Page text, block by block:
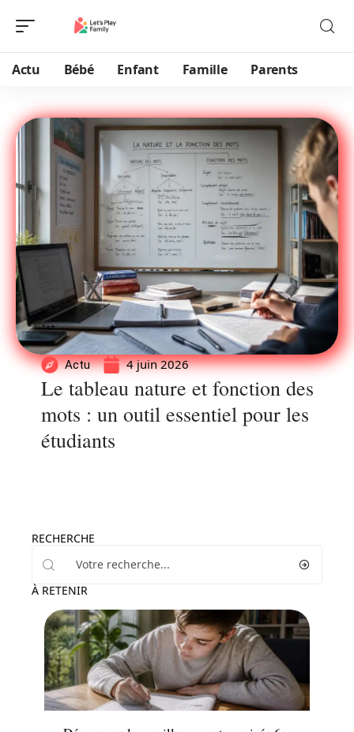
Actu Bébé Enfant Famille Parents
Actu 4 juin 2026
Le tableau nature et fonction des
mots : un outil essentiel pour les
étudiants
RECHERCHE
À RETENIR
Actu